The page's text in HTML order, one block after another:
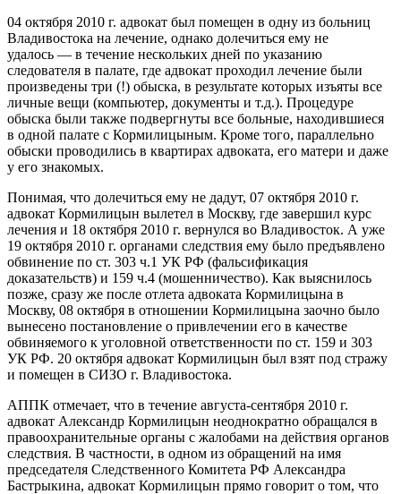
04 октября 2010 г. адвокат был помещен в одну из больниц
Владивостока на лечение, однако долечиться ему не
удалось — в течение нескольких дней по указанию
следователя в палате, где адвокат проходил лечение были
произведены три (!) обыска, в результате которых изъяты все
личные вещи (компьютер, документы и т.д.). Процедуре
обыска были также подвергнуты все больные, находившиеся
в одной палате с Кормилицыным. Кроме того, параллельно
обыски проводились в квартирах адвоката, его матери и даже
у его знакомых.
Понимая, что долечиться ему не дадут, 07 октября 2010 г.
адвокат Кормилицын вылетел в Москву, где завершил курс
лечения и 18 октября 2010 г. вернулся во Владивосток. А уже
19 октября 2010 г. органами следствия ему было предъявлено
обвинение по ст. 303 ч.1 УК РФ (фальсификация
доказательств) и 159 ч.4 (мошенничество). Как выяснилось
позже, сразу же после отлета адвоката Кормилицына в
Москву, 08 октября в отношении Кормилицына заочно было
вынесено постановление о привлечении его в качестве
обвиняемого к уголовной ответственности по ст. 159 и 303
УК РФ. 20 октября адвокат Кормилицын был взят под стражу
и помещен в СИЗО г. Владивостока.
АППК отмечает, что в течение августа-сентября 2010 г.
адвокат Александр Кормилицын неоднократно обращался в
правоохранительные органы с жалобами на действия органов
следствия. В частности, в одном из обращений на имя
председателя Следственного Комитета РФ Александра
Бастрыкина, адвокат Кормилицын прямо говорит о том, что